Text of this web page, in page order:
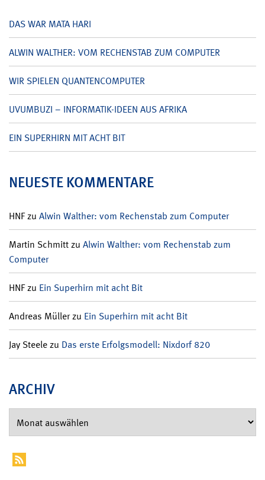
DAS WAR MATA HARI
ALWIN WALTHER: VOM RECHENSTAB ZUM COMPUTER
WIR SPIELEN QUANTENCOMPUTER
UVUMBUZI – INFORMATIK-IDEEN AUS AFRIKA
EIN SUPERHIRN MIT ACHT BIT
NEUESTE KOMMENTARE
HNFzu Alwin Walther: vom Rechenstab zum Computer
Martin Schmittzu Alwin Walther: vom Rechenstab zum
Computer
HNFzu Ein Superhirn mit acht Bit
Andreas Müllerzu Ein Superhirn mit acht Bit
Jay Steelezu Das erste Erfolgsmodell: Nixdorf 820
ARCHIV